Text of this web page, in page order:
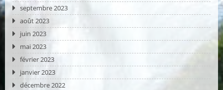
septembre 2023
août 2023
juin 2023
mai 2023
février 2023
janvier 2023
décembre 2022